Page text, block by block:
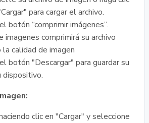
para cargar el archivo.
botón “comprimir imágenes”.
imagenes comprimirá su archivo
calidad de imagen
botón "Descargar" para guardar su
dispositivo.
clic en "Cargar" y seleccione